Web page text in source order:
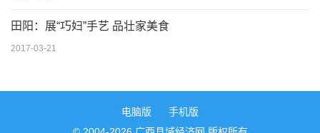
田阳：展“巧妇”手艺 品壮家美食
2017-03-21
电脑版
手机版